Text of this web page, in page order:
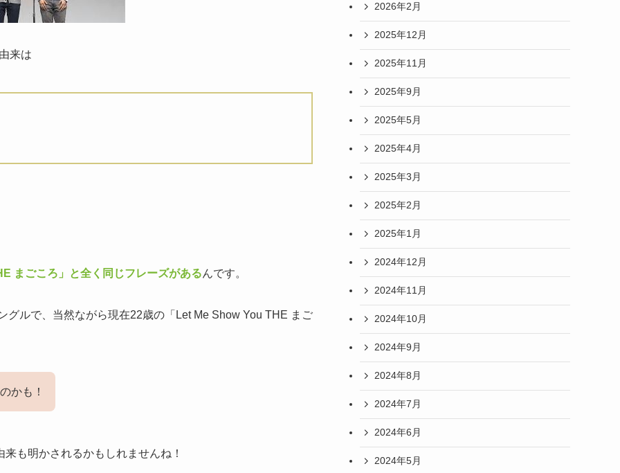
来は
まごころ」と全く同じフレーズがあるんです。
ルで、当然ながら現在22歳の「Let Me Show You THE まご
かも！
も明かされるかもしれませんね！
2026年2月
2025年12月
2025年11月
2025年9月
2025年5月
2025年4月
2025年3月
2025年2月
2025年1月
2024年12月
2024年11月
2024年10月
2024年9月
2024年8月
2024年7月
2024年6月
2024年5月